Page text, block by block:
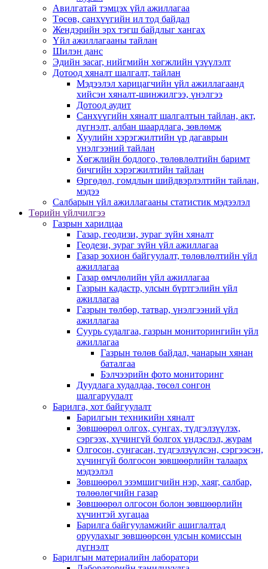
Авилгатай тэмцэх үйл ажиллагаа
Төсөв, санхүүгийн ил тод байдал
Жендэрийн эрх тэгш байдлыг хангах
Үйл ажиллагааны тайлан
Шилэн данс
Эдийн засаг, нийгмийн хөгжлийн үзүүлэлт
Дотоод хяналт шалгалт, тайлан
Мэдээлэл харицагчийн үйл ажиллагаанд
хийсэн хяналт-шинжилгээ, үнэлгээ
Дотоод аудит
Санхүүгийн хяналт шалгалтын тайлан, акт,
дүгнэлт, албан шаардлага, зөвлөмж
Хуулийн хэрэгжилтийн үр дагаврын
үнэлгээний тайлан
Хөгжлийн бодлого, төлөвлөлтийн баримт
бичгийн хэрэгжилтийн тайлан
Өргөдөл, гомдлын шийдвэрлэлтийн тайлан,
мэдээ
Салбарын үйл ажиллагааны статистик мэдээлэл
Төрийн үйлчилгээ
Газрын харилцаа
Газар, геодизи, зураг зүйн хяналт
Геодези, зураг зүйн үйл ажиллагаа
Газар зохион байгуулалт, төлөвлөлтийн үйл
ажиллагаа
Газар өмчлөлийн үйл ажиллагаа
Газрын кадастр, улсын бүртгэлийн үйл
ажиллагаа
Газрын төлбөр, татвар, үнэлгээний үйл
ажиллагаа
Суурь судалгаа, газрын мониторингийн үйл
ажиллагаа
Газрын төлөв байдал, чанарын хянан
баталгаа
Бэлчээрийн фото мониторинг
Дуудлага худалдаа, төсөл сонгон
шалгаруулалт
Барилга, хот байгуулалт
Барилгын техникийн хяналт
Зөвшөөрөл олгох, сунгах, түдгэлзүүлэх,
сэргээх, хүчингүй болгох үндэслэл, журам
Олгосон, сунгасан, түдгэлзүүлсэн, сэргээсэн,
хүчингүй болгосон зөвшөөрлийн талаарх
мэдээлэл
Зөвшөөрөл эзэмшигчийн нэр, хаяг, салбар,
төлөөлөгчийн газар
Зөвшөөрөл олгосон болон зөвшөөрлийн
хүчинтэй хугацаа
Барилга байгууламжийг ашиглалтад
оруулахыг зөвшөөрсөн улсын комиссын
дүгнэлт
Барилгын материалийн лаборатори